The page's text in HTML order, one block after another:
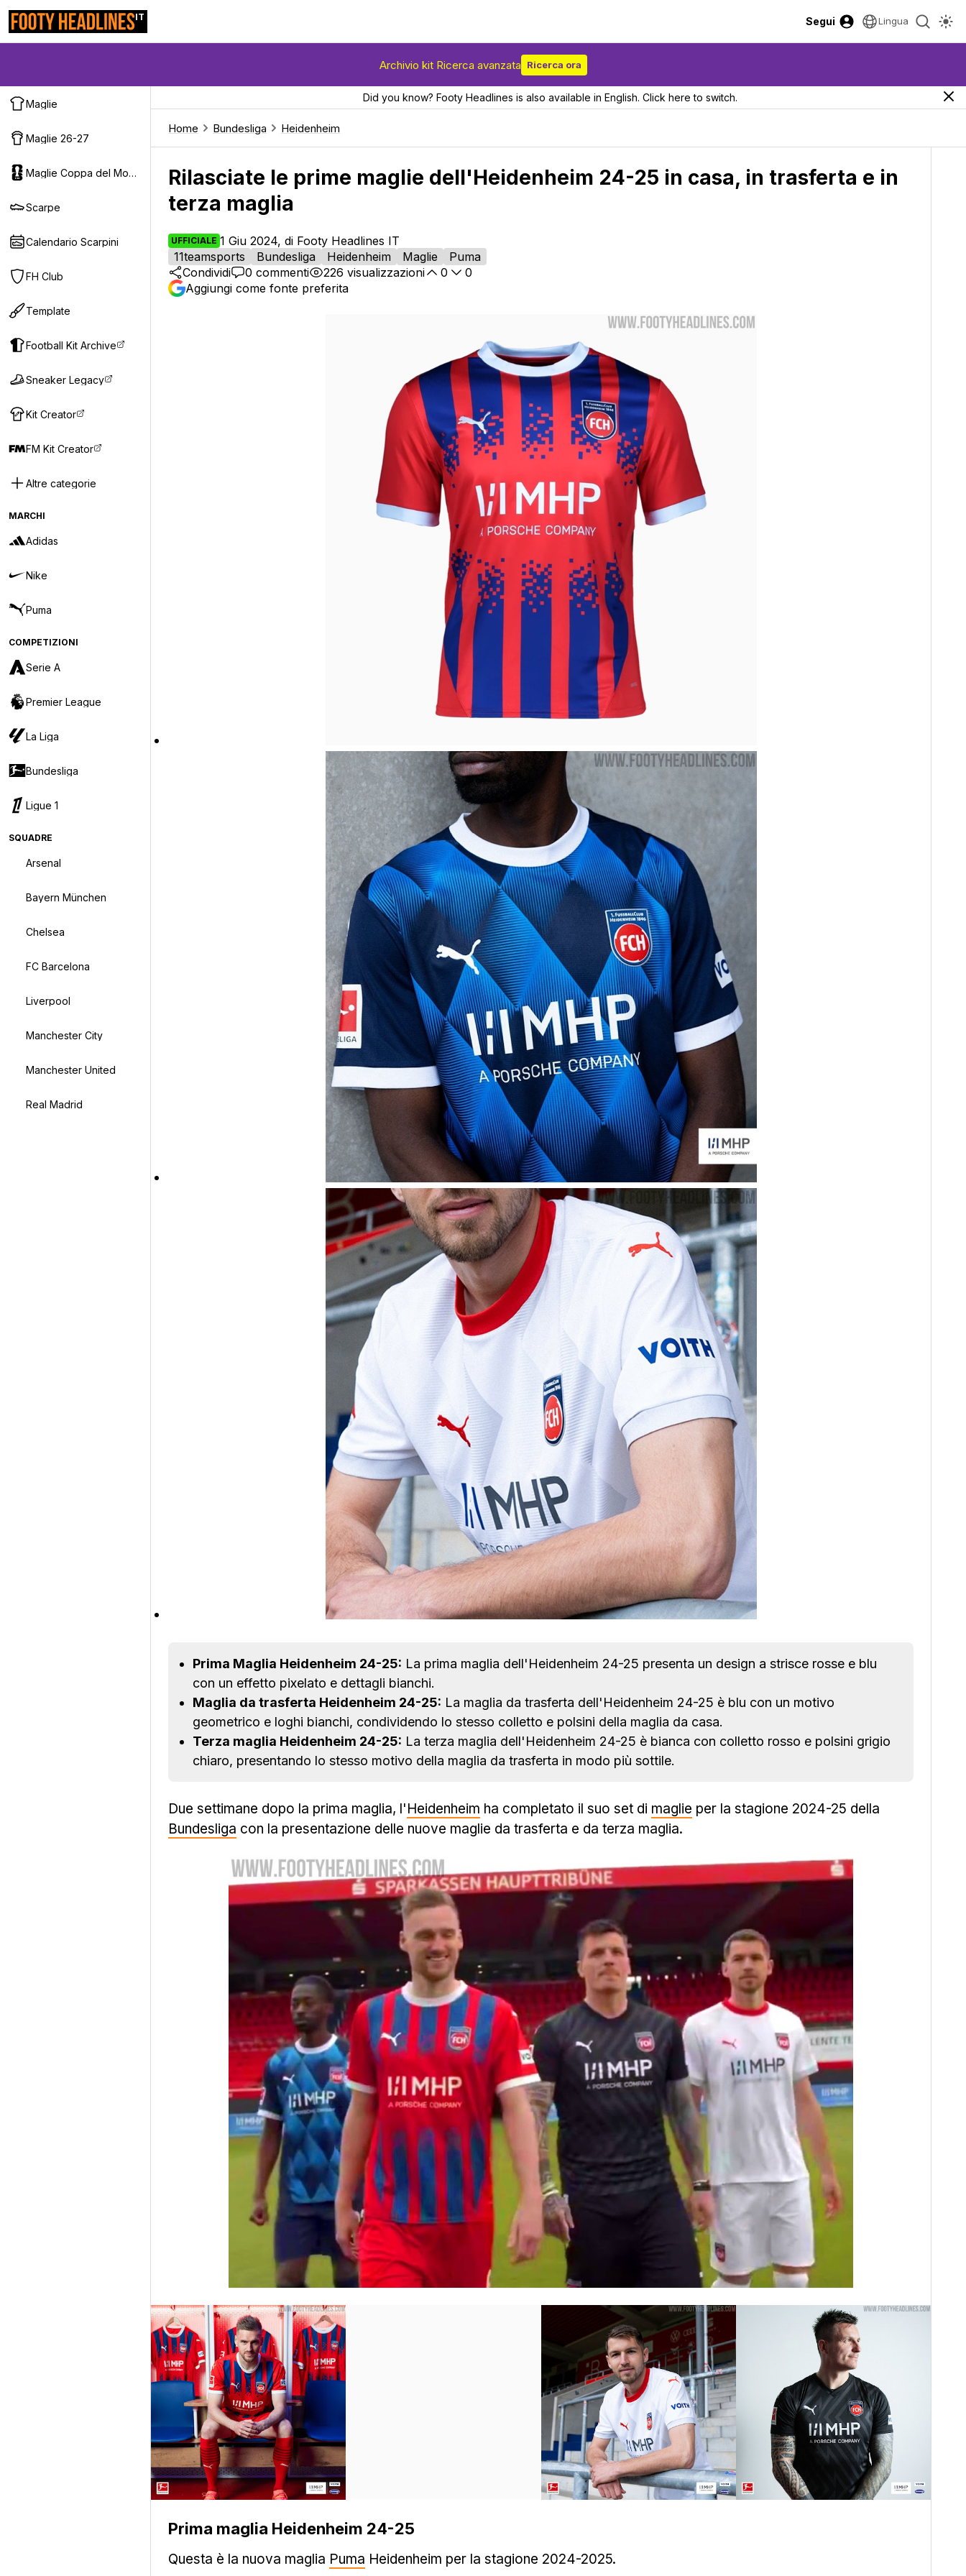
IT Segui Lingua
Archivio kit Ricerca avanzata Ricerca ora
Maglie
Maglie 26-27
Maglie Coppa del Mondo 2026
Scarpe
Calendario Scarpini
FH Club
Template
Football Kit Archive
Sneaker Legacy
Kit Creator
FM Kit Creator
Altre categorie
MARCHI
Adidas
Nike
Puma
COMPETIZIONI
Serie A
Premier League
La Liga
Bundesliga
Ligue 1
SQUADRE
Arsenal
Bayern München
Chelsea
FC Barcelona
Liverpool
Manchester City
Manchester United
Real Madrid
Did you know? Footy Headlines is also available in English. Click here to switch.
Home Bundesliga Heidenheim
Rilasciate le prime maglie dell'Heidenheim 24-25 in casa, in trasferta e in
terza maglia
UFFICIALE 1 Giu 2024, di Footy Headlines IT
11teamsports
Bundesliga Heidenheim Maglie
Puma
Condividi
0 commenti 226 visualizzazioni 0
0
Aggiungi come fonte preferita
Prima Maglia Heidenheim 24-25: La prima maglia dell'Heidenheim 24-25 presenta un design a strisce rosse e blu
con un effetto pixelato e dettagli bianchi.
Maglia da trasferta Heidenheim 24-25: La maglia da trasferta dell'Heidenheim 24-25 è blu con un motivo
geometrico e loghi bianchi, condividendo lo stesso colletto e polsini della maglia da casa.
Terza maglia Heidenheim 24-25: La terza maglia dell'Heidenheim 24-25 è bianca con colletto rosso e polsini grigio
chiaro, presentando lo stesso motivo della maglia da trasferta in modo più sottile.
Due settimane dopo la prima maglia, l'Heidenheim ha completato il suo set di maglie per la stagione 2024-25 della
Bundesliga con la presentazione delle nuove maglie da trasferta e da terza maglia.
Prima maglia Heidenheim 24-25
Questa è la nuova maglia Puma Heidenheim per la stagione 2024-2025.